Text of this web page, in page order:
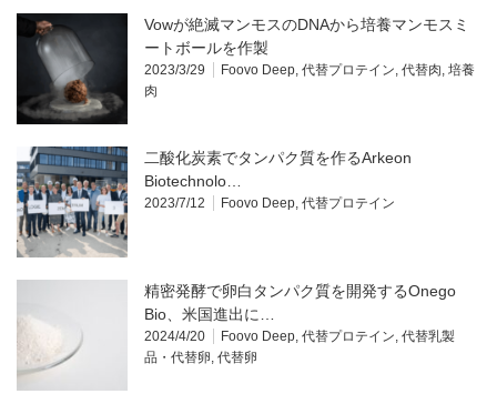
Vowが絶滅マンモスのDNAから培養マンモスミ
ートボールを作製
2023/3/29 Foovo Deep, 代替プロテイン, 代替肉, 培養
肉
二酸化炭素でタンパク質を作るArkeon
Biotechnolo…
2023/7/12 Foovo Deep, 代替プロテイン
精密発酵で卵白タンパク質を開発するOnego
Bio、米国進出に…
2024/4/20 Foovo Deep, 代替プロテイン, 代替乳製
品・代替卵, 代替卵